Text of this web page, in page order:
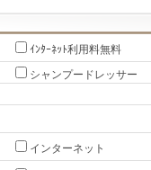
ｲﾝﾀｰﾈｯﾄ利用料無料
シャンプードレッサー
インターネット